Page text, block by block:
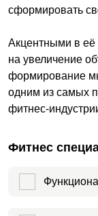
сформировать
Акцентными в её
на увеличение
формирование
одним из самых
фитнес-
Фитнес